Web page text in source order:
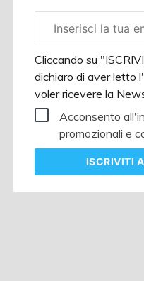
aziendale
Cliccando su
dichiaro di aver letto l'
voler ricevere la
Acconsento
promozionali e
ISCRIVITI